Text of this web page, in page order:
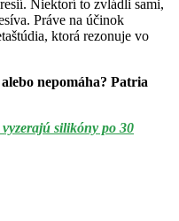
Niektorí to zvládli sami,
Práve na účinok
ktorá rezonuje vo
nepomáha? Patria
silikóny po 30